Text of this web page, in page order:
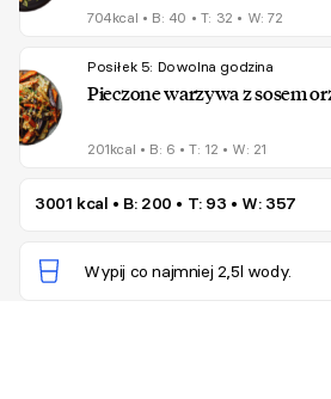
704kcal • B: 40 • T: 32 • W: 72
Posiłek 5: Dowolna godzina
Pieczone warzywa z sosem
201kcal • B: 6 •T: 12 • W: 21
3001 kcal • B: 200 • T: 93 • W: 357
Wypij co najmniej 2,5l wody.